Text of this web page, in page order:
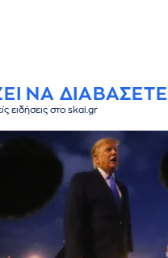
ΝΑ ΔΙΑΒΑΣΕΤΕ
ειδήσεις στο skai.gr